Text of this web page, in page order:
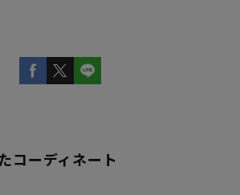
コーディネート